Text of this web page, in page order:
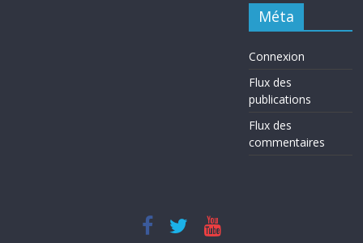
Méta
Connexion
Flux des
publications
Flux des
commentaires